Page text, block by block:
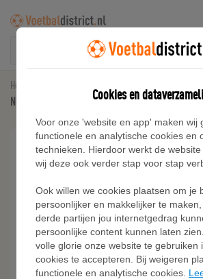
Home
Nike Phantom 6 Low Club voetbalschoenen (meerdere
Cookies en
Voor onze 'website en app' maken wij
functionele en analytische cookies en
technieken. Hierdoor werkt de
wij deze ook verder stap voor stap
Ook willen we cookies plaatsen om je
persoonlijker en makkelijker te
derde partijen jou internetgedrag
persoonlijke content kunnen laten
volle glorie onze website te gebruiken
cookies te accepteren. Bij weigeren
functionele en analytische cookies.